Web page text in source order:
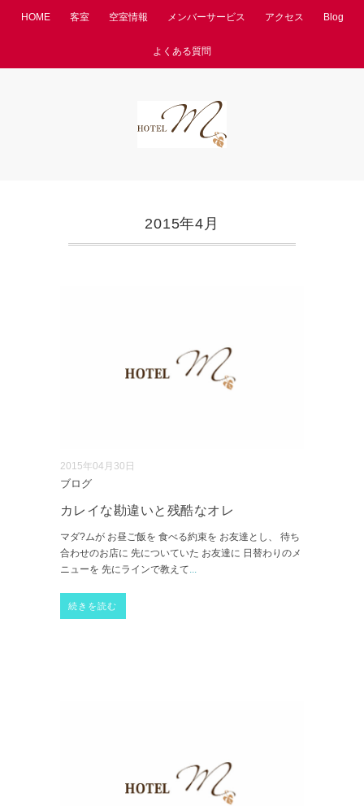
HOME 客室 空室情報 メンバーサービス アクセス Blog
よくある質問
2015年4月
2015年04月30日
ブログ
カレイな勘違いと残酷なオレ
マダ?ムが お昼ご飯を 食べる約束を お友達とし、 待ち
合わせのお店に 先についていた お友達に 日替わりのメ
ニューを 先にラインで教えて...
続きを読む